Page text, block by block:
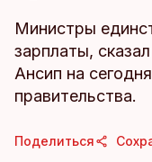
Министры
зарплаты,
Ансип на
правительства.
Поделиться